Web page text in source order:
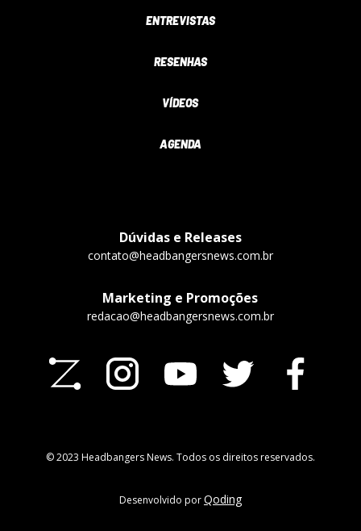
ENTREVISTAS
RESENHAS
VÍDEOS
AGENDA
Dúvidas e Releases
contato@headbangersnews.com.br
Marketing e Promoções
redacao@headbangersnews.com.br
© 2023 Headbangers News. Todos os direitos reservados.
Desenvolvido porQoding